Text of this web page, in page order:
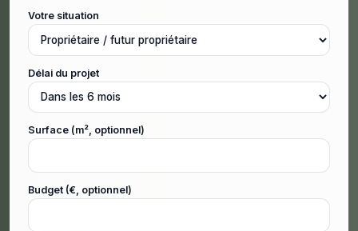
Votre situation
Délai du projet
Surface (m², optionnel)
Budget (€, optionnel)